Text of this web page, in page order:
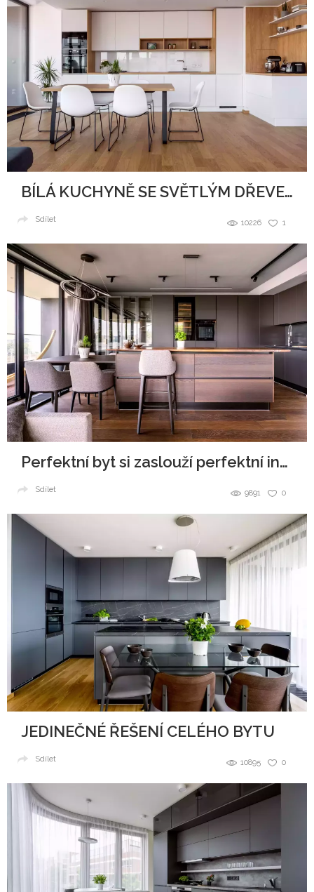
BÍLÁ KUCHYNĚ SE SVĚTLÝM DŘEVEM
1
10226
Sdílet
Perfektní byt si zaslouží perfektní interiér
0
9891
Sdílet
JEDINEČNÉ ŘEŠENÍ CELÉHO BYTU
0
10895
Sdílet